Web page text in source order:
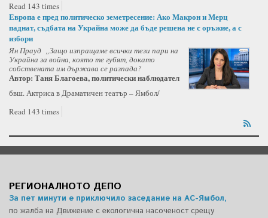
Read 143 times
Европа е пред политическо земетресение: Ако Макрон и Мерц
паднат, съдбата на Украйна може да бъде решена не с оръжие, а с
избори
Ян Прауд „Защо изпращаме всички тези пари на
Украйна за война, която те губят, докато
собствената им държава се разпада?
Автор: Таня Благоева, политически наблюдател
бвш. Актриса в Драматичен театър – Ямбол/
Read 143 times
РЕГИОНАЛНОТО ДЕПО
За пет минути е приключило заседание на АС-Ямбол,
по жалба на Движение с екологична насоченост срещу